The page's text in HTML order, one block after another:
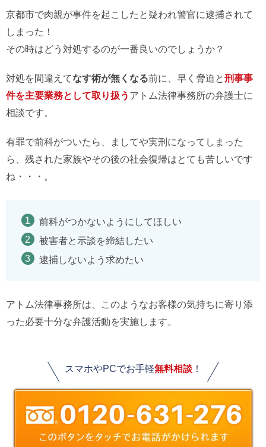
京都市で肉親が事件を起こしたと疑われ警官に逮捕されて
しまった！
その時はどう対処するのが一番良いのでしょうか？
対処を間違えてなす術が無くなる前に、早く脅迫と刑事事
件を主要業務として取り扱う アトム法律事務所の弁護士に
相談です。
有罪で前科がついたら、ましてや実刑になってしまった
ら、残された家族やその後の社会復帰はとても苦しいです
ね・・・。
前科がつかないようにしてほしい
被害者と示談を締結したい
逮捕しないよう求めたい
アトム法律事務所は、このようなお客様の気持ちに寄り添
った必要十分な弁護活動を実施します。
スマホやPCでお手軽無料相談！